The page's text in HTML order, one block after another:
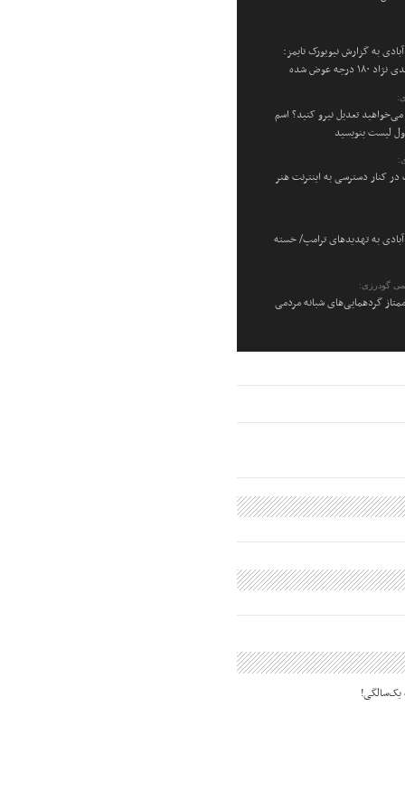
به گزارش نیویورک تایمز:
درجه عوض شده
تعدیل نیرو کنید؟ اسم
لیست بنویسید
کنار دسترسی به اینترنت هنر
به تهدیدهای ترامپ/ خسته
گودرزی:
گردهمایی‌های شبانه مردمی